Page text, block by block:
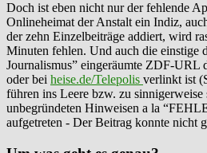
Doch ist eben nicht nur der fehlende
Onlineheimat der Anstalt ein Indiz,
der zehn Einzelbeiträge addiert, wird
Minuten fehlen. Und auch die einstige
Journalismus” eingeräumte ZDF-URL
oder bei heise.de/Telepolis verlinkt ist
führen ins Leere bzw. zu sinnigerweise
unbegründeten Hinweisen a la
aufgetreten - Der Beitrag konnte nicht